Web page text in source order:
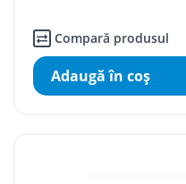
Compară produsul
Adaugă în coş